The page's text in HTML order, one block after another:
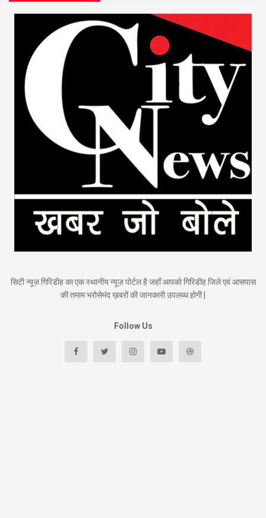
सिटी न्यूज़ गिरिडीह का एक स्थानीय न्यूज़ पोर्टल है जहाँ आपको गिरिडीह जिले एवं आसपास
की तमाम भरोसेमंद ख़बरों की जानकारी उपलब्ध होगी |
Follow Us